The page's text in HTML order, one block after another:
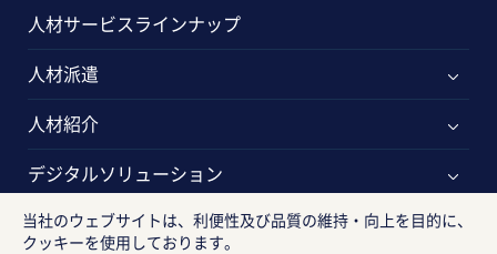
人材サービスラインナップ
人材派遣
人材紹介
デジタルソリューション
アウトソーシング
当社のウェブサイトは、利便性及び品質の維持・向上を目的に、
クッキーを使用しております。